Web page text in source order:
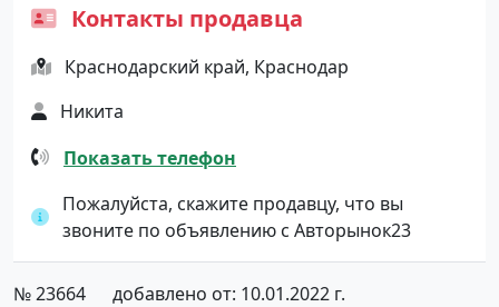
Контакты продавца
Краснодарский край, Краснодар
Никита
Показать телефон
Пожалуйста, скажите продавцу, что вы
звоните по объявлению с Авторынок23
№ 23664
добавлено от: 10.01.2022 г.